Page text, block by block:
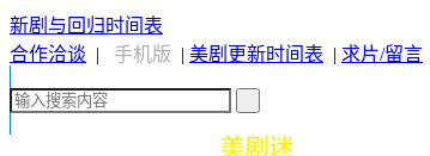
新剧与回归时间表
合作洽谈 | 手机版 | 美剧更新时间表 | 求片/留言